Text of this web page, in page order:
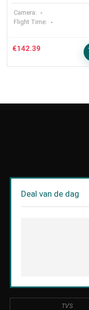
Camera: -
Flight Time: -
€142.39
Deal van de dag
TV'S